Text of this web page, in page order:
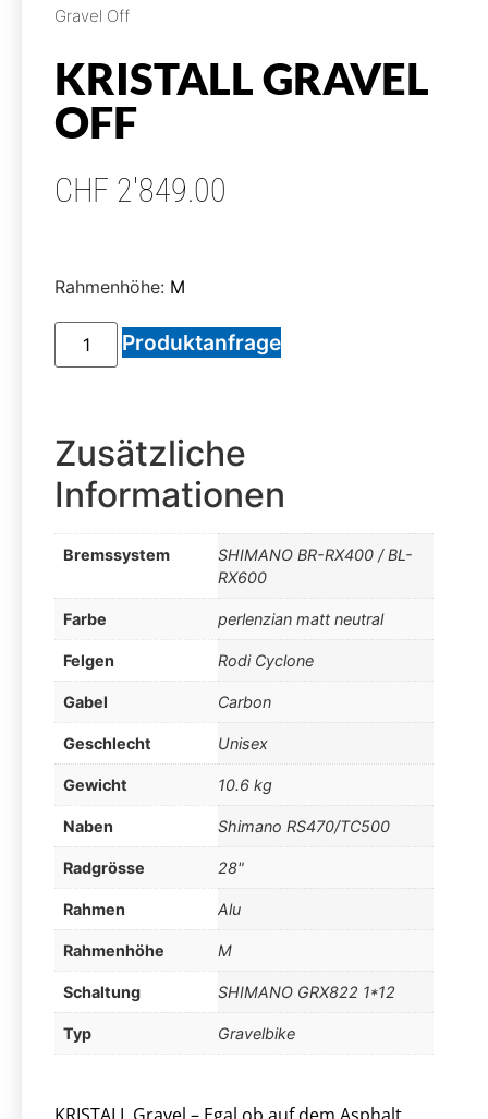
Gravel Off
KRISTALL GRAVEL
OFF
CHF 2'849.00
Rahmenhöhe: M
Produktanfrage
Zusätzliche
Informationen
Bremssystem
SHIMANO BR-RX400 / BL-
RX600
Farbe perlenzian matt neutral
Felgen Rodi Cyclone
Gabel Carbon
Geschlecht Unisex
Gewicht 10.6 kg
Naben Shimano RS470/TC500
Radgrösse 28"
Rahmen Alu
Rahmenhöhe M
Schaltung SHIMANO GRX822 1*12
Typ Gravelbike